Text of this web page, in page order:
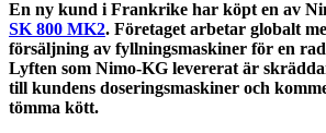
En ny kund i Frankrike har köpt en av
SK 800 MK2. Företaget arbetar globalt
försäljning av fyllningsmaskiner för en
Lyften som Nimo-KG levererat är
till kundens doseringsmaskiner och
tömma kött.